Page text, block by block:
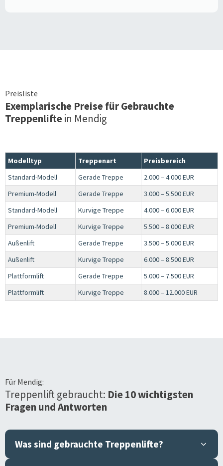
Preisliste
Exemplarische Preise für Gebrauchte
Treppenliftein Mendig
Modelltyp Treppenart
Preisbereich
Standard-Modell
Gerade Treppe
2.000 – 4.000 EUR
Premium-Modell
Gerade Treppe
3.000 – 5.500 EUR
Standard-Modell
Kurvige Treppe
4.000 – 6.000 EUR
Premium-Modell
Kurvige Treppe
5.500 – 8.000 EUR
Außenlift
Gerade Treppe
3.500 – 5.000 EUR
Außenlift
Kurvige Treppe
6.000 – 8.500 EUR
Plattformlift
Gerade Treppe
5.000 – 7.500 EUR
Plattformlift
Kurvige Treppe 8.000 – 12.000 EUR
Für Mendig:
Treppenlift gebraucht: Die 10 wichtigsten
Fragen und Antworten
Was sind gebrauchte Treppenlifte?